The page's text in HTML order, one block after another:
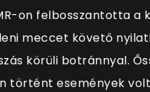
on felbosszantotta a
meccet követő
körüli botránnyal.
történt események